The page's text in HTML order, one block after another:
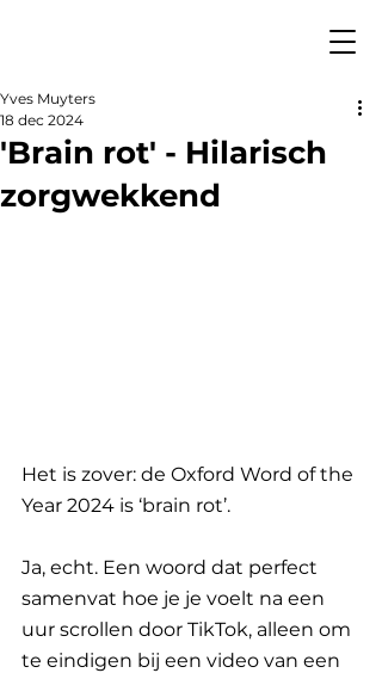
'Brain rot' - Hilarisch
zorgwekkend
Yves Muyters
18 dec 2024
Het is zover: de Oxford Word of the
Year 2024 is ‘brain rot’.
Ja, echt. Een woord dat perfect
samenvat hoe je je voelt na een
uur scrollen door TikTok, alleen om
te eindigen bij een video van een